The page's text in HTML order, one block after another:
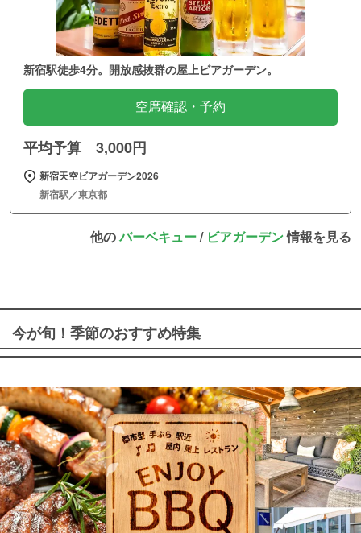
新宿駅徒歩4分。開放感抜群の屋上ビアガーデン。
空席確認・予約
平均予算 3,000円
新宿天空ビアガーデン2026
新宿駅／東京都
他のバーベキュー/ ビアガーデン情報を見る
今が旬！季節のおすすめ特集